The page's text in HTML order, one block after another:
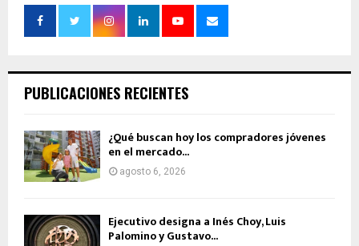
PUBLICACIONES RECIENTES
¿Qué buscan hoy los compradores jóvenes
en el mercado...
agosto 6, 2026
Ejecutivo designa a Inés Choy, Luis
Palomino y Gustavo...